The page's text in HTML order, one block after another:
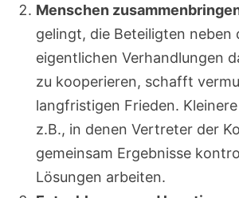
Menschen
gelingt, die Beteiligten neben
eigentlichen Verhandlungen
zu kooperieren, schafft
langfristigen Frieden.
z.B., in denen Vertreter der
gemeinsam Ergebnisse
Lösungen arbeiten.